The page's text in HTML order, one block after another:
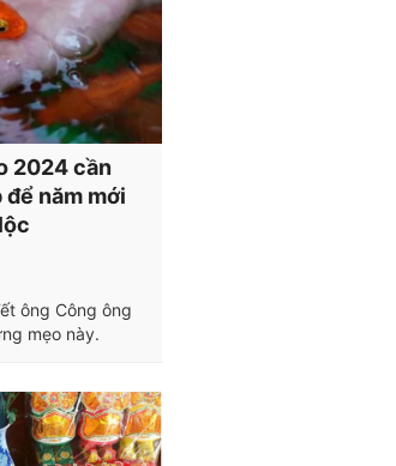
2024 cần
năm mới
ông Công ông
mẹo này.